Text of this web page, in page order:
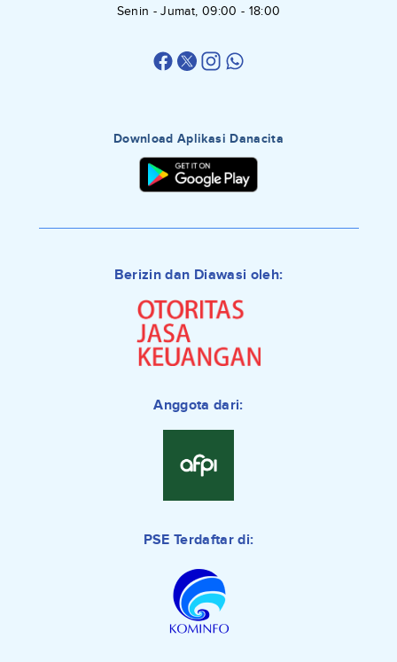
Senin - Jumat, 09:00 - 18:00
Download Aplikasi Danacita
Berizin dan Diawasi oleh:
Anggota dari:
PSE Terdaftar di: